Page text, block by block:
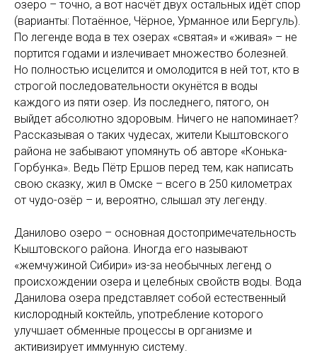
озеро – точно, а вот насчёт двух остальных идёт спор
(варианты: Потаённое, Чёрное, Урманное или Бергуль).
По легенде вода в тех озерах «святая» и «живая» – не
портится годами и излечивает множество болезней.
Но полностью исцелится и омолодится в ней тот, кто в
строгой последовательности окунётся в воды
каждого из пяти озер. Из последнего, пятого, он
выйдет абсолютно здоровым. Ничего не напоминает?
Рассказывая о таких чудесах, жители Кыштовского
района не забывают упомянуть об авторе «Конька-
Горбунка». Ведь Пётр Ершов перед тем, как написать
свою сказку, жил в Омске – всего в 250 километрах
от чудо-озёр – и, вероятно, слышал эту легенду.
Данилово озеро – основная достопримечательность
Кыштовского района. Иногда его называют
«жемчужиной Сибири» из-за необычных легенд о
происхождении озера и целебных свойств воды. Вода
Данилова озера представляет собой естественный
кислородный коктейль, употребление которого
улучшает обменные процессы в организме и
активизирует иммунную систему.